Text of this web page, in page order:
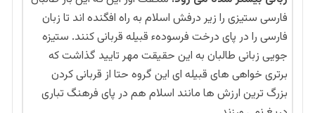
فارسی ستیزی را زیر درفش اسلام به راه افگنده اند تا زبان
فارسی را در پای درخت فرسودهء قبیله قربانی کنند. ستیزه
جویی زبانی طالبان به این حقیقت مهر تایید گذاشت که
برتری خواهی های قبیله ای این گروه حتا از قربانی کردن
بزرگ ترین ارزش ها مانند اسلام هم در پای فرهنگ تباری